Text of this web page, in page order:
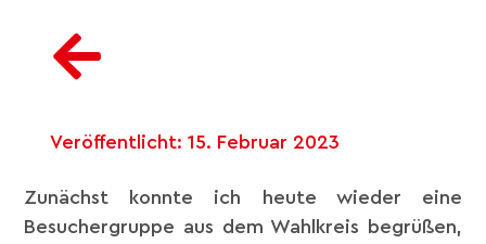
Veröffentlicht: 15. Februar 2023
Zunächst konnte ich heute wieder eine
Besuchergruppe aus dem Wahlkreis begrüßen,